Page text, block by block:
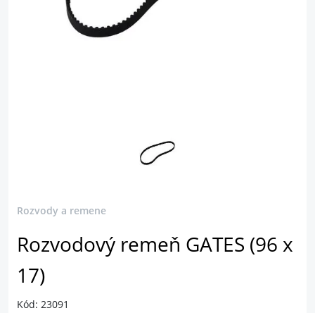
Rozvody a remene
Rozvodový remeň GATES (96 x
17)
Kód: 23091